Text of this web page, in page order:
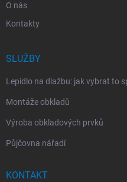
O nás
Kontakty
SLUŽBY
Lepidlo na dlažbu: jak vybrat to
Montáže obkladů
Výroba obkladových prvků
Půjčovna nářadí
KONTAKT